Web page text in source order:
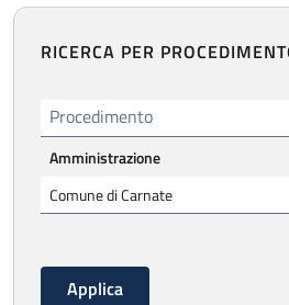
RICERCA PER
Procedimento
Amministrazione